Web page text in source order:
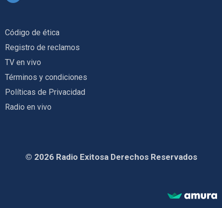
Código de ética
Registro de reclamos
TV en vivo
Términos y condiciones
Políticas de Privacidad
Radio en vivo
© 2026 Radio Exitosa Derechos Reservados